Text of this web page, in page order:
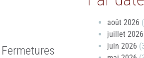
août 2026
juillet 2026
juin 2026